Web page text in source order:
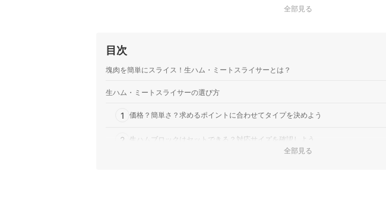
全部見る
目次
塊肉を簡単にスライス！生ハム・ミートスライサーとは？
生ハム・ミートスライサーの選び方
1 価格？簡単さ？求めるポイントに合わせてタイプを決めよう
2 生ハムブロックはセットできる？対応サイズを確認しよう
全部見る